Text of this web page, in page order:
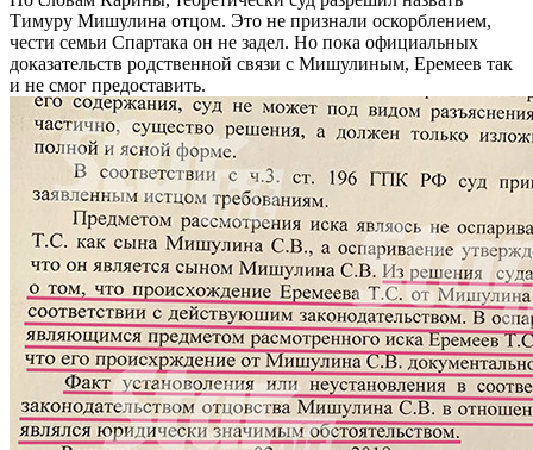
Тимуру Мишулина отцом. Это не признали оскорблением,
чести семьи Спартака он не задел. Но пока официальных
доказательств родственной связи с Мишулиным, Еремеев так
и не смог предоставить.